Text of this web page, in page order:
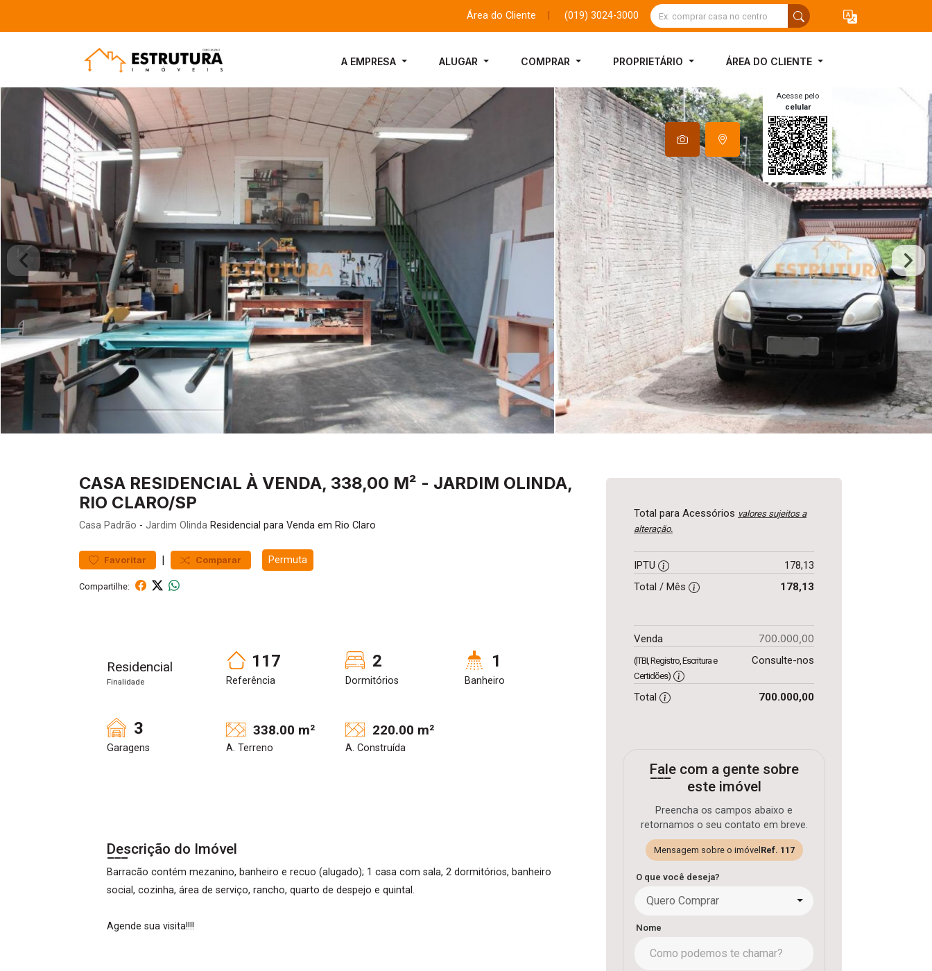
Área do Cliente (019) 3024-3000
A EMPRESA ALUGAR COMPRAR PROPRIETÁRIO ÁREA DO CLIENTE
Acesse pelo
celular
CASA RESIDENCIAL À VENDA, 338,00 M² - JARDIM OLINDA,
RIO CLARO/SP
Casa Padrão - Jardim Olinda Residencial para Venda em Rio Claro
Favoritar | Comparar Permuta
Compartilhe:
Residencial
Finalidade
117
Referência
2
Dormitórios
1
Banheiro
3
Garagens
338.00 m²
A. Terreno
220.00 m²
A. Construída
Descrição do Imóvel
Barracão contém mezanino, banheiro e recuo (alugado); 1 casa com sala, 2 dormitórios, banheiro
social, cozinha, área de serviço, rancho, quarto de despejo e quintal.
Agende sua visita!!!!
Total para Acessórios valores sujeitos a
alteração.
IPTU
178,13
Total / Mês
178,13
Venda 700.000,00
(ITBI, Registro, Escritura e
Certidões)
Consulte-nos
Total 700.000,00
Fale com a gente sobre
este imóvel
Preencha os campos abaixo e
retornamos o seu contato em breve.
Mensagem sobre o imóvel Ref. 117
O que você deseja?
Quero Comprar
Nome